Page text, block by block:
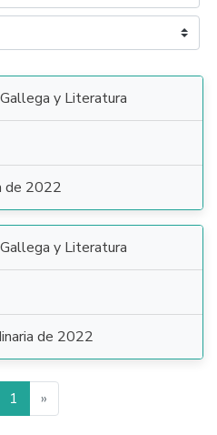
y Literatura
de 2022
y Literatura
de 2022
1 »